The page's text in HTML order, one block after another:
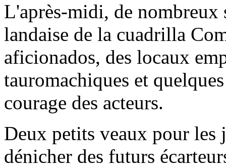
L'après-midi, de nombreux
landaise de la cuadrilla
aficionados, des locaux
tauromachiques et
courage des acteurs.
Deux petits veaux pour les
dénicher des futurs